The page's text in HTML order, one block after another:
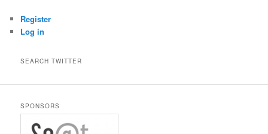
Register
Log in
SEARCH TWITTER
SPONSORS